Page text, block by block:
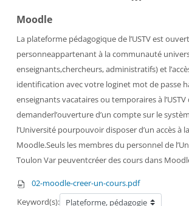
Moodle
La plateforme pédagogique de l’USTV est
personneappartenant à la communauté
enseignants,chercheurs, administratifs) et
identification avec votre loginet mot de passe
enseignants vacataires ou temporaires à
demanderl’ouverture d’un compte sur le
l’Université pourpouvoir disposer d’un accès à
Moodle.Seuls les membres du personnel de
Toulon Var peuventcréer des cours dans
02-moodle-creer-un-cours.pdf
Keyword(s):